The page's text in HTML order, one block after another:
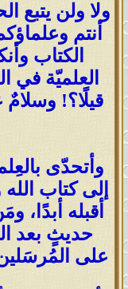
ولا ولن يتبع
أنتم
الكتاب
العلميّة في
قيلًا؟!
وأتحدّى
إلى كتاب
أقبله أبدًا،
حديثٍ بعد
على